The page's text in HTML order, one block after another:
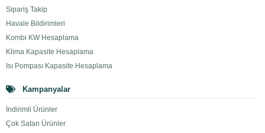
Sipariş Takip
Havale Bildirimleri
Kombi KW Hesaplama
Klima Kapasite Hesaplama
Isı Pompası Kapasite Hesaplama
Kampanyalar
İndirimli Ürünler
Çok Satan Ürünler